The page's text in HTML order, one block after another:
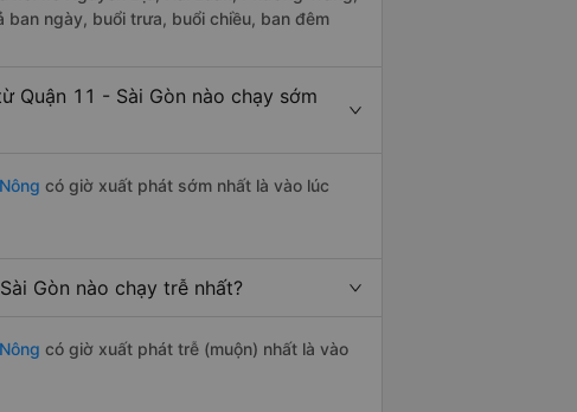
ngày, buổi trưa, buổi chiều, ban đêm
Quận 11 - Sài Gòn nào chạy sớm
có giờ xuất phát sớm nhất là vào lúc
Gòn nào chạy trễ nhất?
có giờ xuất phát trễ (muộn) nhất là vào